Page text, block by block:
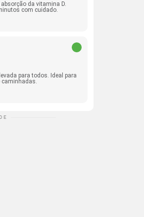
da vitamina D.
com cuidado.
para todos. Ideal para
caminhadas.